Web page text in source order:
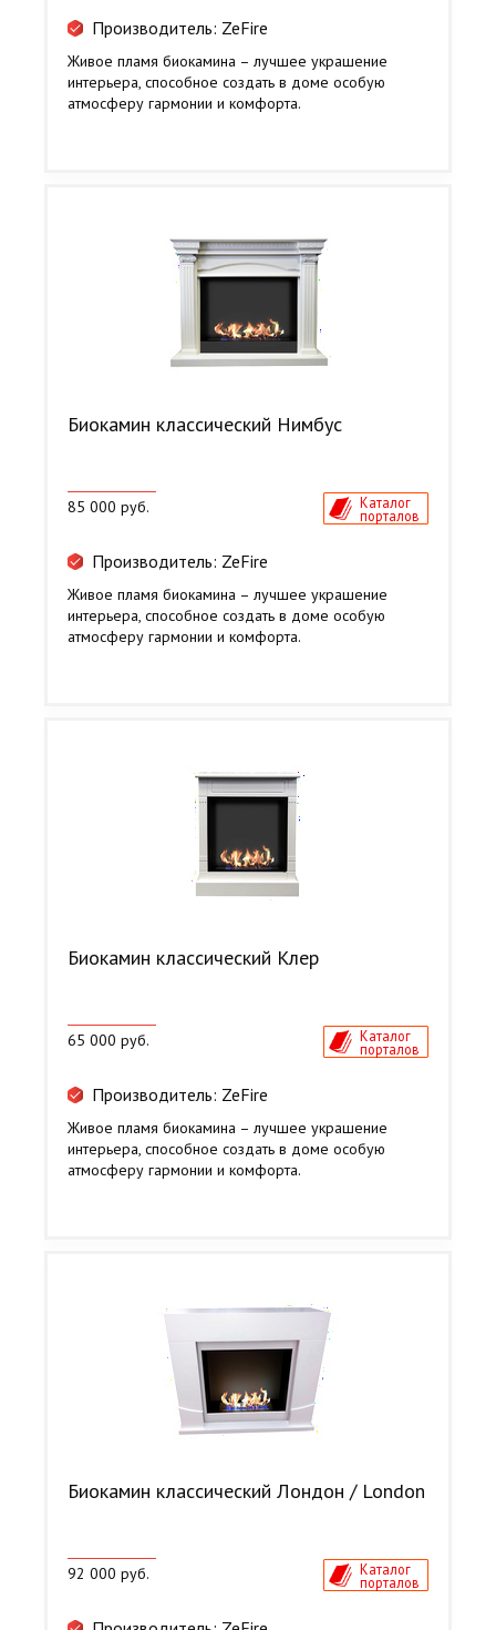
Производитель: ZeFire
Живое пламя биокамина – лучшее украшение
интерьера, способное создать в доме особую
атмосферу гармонии и комфорта.
Биокамин классический Нимбус
85 000 руб. Каталог
порталов
Производитель: ZeFire
Живое пламя биокамина – лучшее украшение
интерьера, способное создать в доме особую
атмосферу гармонии и комфорта.
Биокамин классический Клер
65 000 руб. Каталог
порталов
Производитель: ZeFire
Живое пламя биокамина – лучшее украшение
интерьера, способное создать в доме особую
атмосферу гармонии и комфорта.
Биокамин классический Лондон / London
92 000 руб. Каталог
порталов